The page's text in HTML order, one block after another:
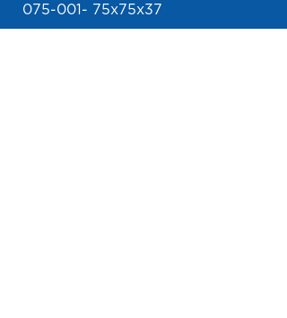
075-001- 75х75х37